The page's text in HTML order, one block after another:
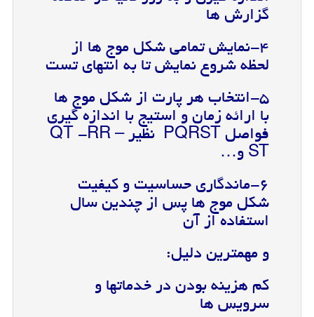
گزارش ها
۴-نمایش تمامی شکل موج ها از
لحظه شروع نمایش تا به انتهای تست
۵-انتخاب هر پارت از شکل موج ها
با ارائه زمان و استیج با اندازه گیری
فواصل PQRST نظیر QT -RR –
ST و…
۶-ماندگاری حساسیت و کیفیت
شکل موج ها پس از چندین سال
استفاده از آن
و مهمترین دلیل:
کم هزینه بودن در خدماتها و
سرویس ها